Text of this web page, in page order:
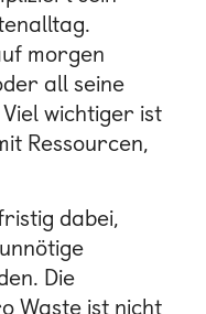
morgen
all seine
wichtiger ist
Ressourcen,
dabei,
Die
Waste ist nicht